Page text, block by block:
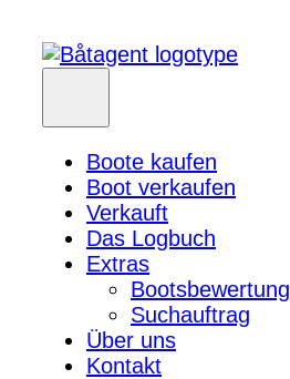
Boote kaufen
Boot verkaufen
Verkauft
Das Logbuch
Extras
Bootsbewertung
Suchauftrag
Über uns
Kontakt